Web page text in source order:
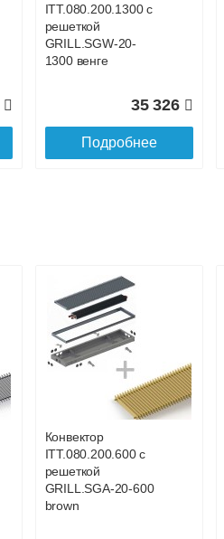
ITT.080.200.1300 с
решеткой
GRILL.SGW-20-
1300 венге
35 326
Подробнее
Конвектор
ITT.080.200.1100 с
GRILL.SGW-20-
30 578
Конвектор
ITT.080.200.600 с
решеткой
GRILL.SGA-20-600
brown